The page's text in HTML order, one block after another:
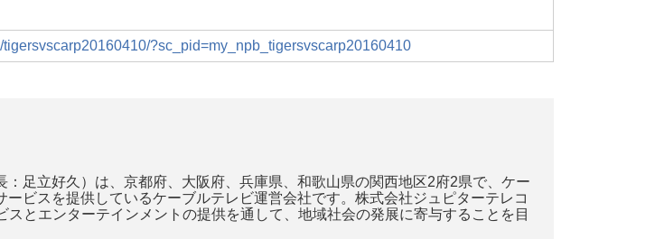
?sc_pid=my_npb_tigersvscarp20160410
足立好久）は、京都府、大阪府、兵庫県、和歌山県の関西地区2府2県で、ケー
ビスを提供しているケーブルテレビ運営会社です。株式会社ジュピターテレコ
とエンターテインメントの提供を通して、地域社会の発展に寄与することを目